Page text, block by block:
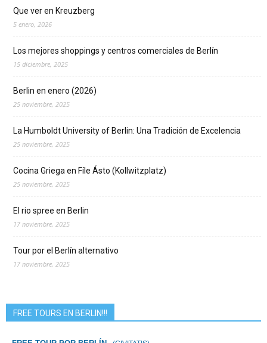
Que ver en Kreuzberg
5 enero, 2026
Los mejores shoppings y centros comerciales de Berlín
15 diciembre, 2025
Berlin en enero (2026)
25 noviembre, 2025
La Humboldt University of Berlin: Una Tradición de Excelencia
25 noviembre, 2025
Cocina Griega en Fíle Ásto (Kollwitzplatz)
25 noviembre, 2025
El rio spree en Berlin
17 noviembre, 2025
Tour por el Berlín alternativo
17 noviembre, 2025
FREE TOURS EN BERLIN!!!